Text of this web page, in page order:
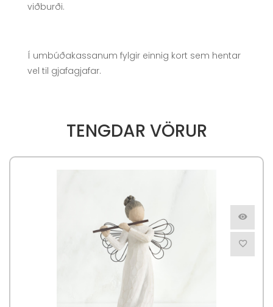
viðburði.
Í umbúðakassanum fylgir einnig kort sem hentar
vel til gjafagjafar.
TENGDAR VÖRUR